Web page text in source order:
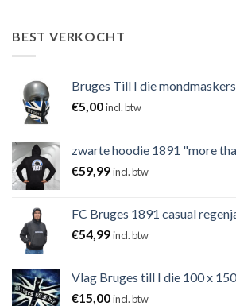
BEST VERKOCHT
Bruges Till I die mondmaskers
€5,00incl. btw
zwarte hoodie 1891 "more
€59,99incl. btw
FC Bruges 1891 casual
€54,99incl. btw
Vlag Bruges till I die 100 x
€15,00incl. btw